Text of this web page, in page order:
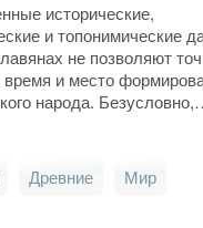
исторические,
и топонимические
не позволяют
время и место
народа.
Древние Мир